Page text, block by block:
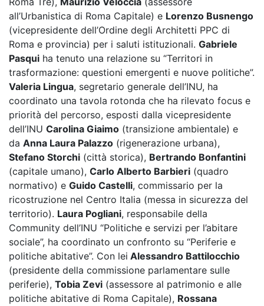
all’Urbanistica di Roma Capitale) e Lorenzo Busnengo
(vicepresidente dell’Ordine degli Architetti PPC di
Roma e provincia) per i saluti istituzionali. Gabriele
Pasqui ha tenuto una relazione su “Territori in
trasformazione: questioni emergenti e nuove politiche”.
Valeria Lingua, segretario generale dell’INU, ha
coordinato una tavola rotonda che ha rilevato focus e
priorità del percorso, esposti dalla vicepresidente
dell’INU Carolina Giaimo (transizione ambientale) e
da Anna Laura Palazzo (rigenerazione urbana),
Stefano Storchi (città storica), Bertrando Bonfantini
(capitale umano), Carlo Alberto Barbieri (quadro
normativo) e Guido Castelli, commissario per la
ricostruzione nel Centro Italia (messa in sicurezza del
territorio). Laura Pogliani, responsabile della
Community dell’INU “Politiche e servizi per l’abitare
sociale”, ha coordinato un confronto su “Periferie e
politiche abitative”. Con lei Alessandro Battilocchio
(presidente della commissione parlamentare sulle
periferie), Tobia Zevi (assessore al patrimonio e alle
politiche abitative di Roma Capitale), Rossana